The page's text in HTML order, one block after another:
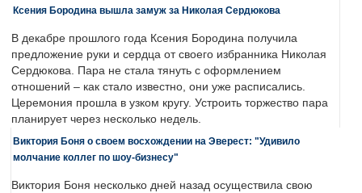
Ксения Бородина вышла замуж за Николая Сердюкова
В декабре прошлого года Ксения Бородина получила
предложение руки и сердца от своего избранника Николая
Сердюкова. Пара не стала тянуть с оформлением
отношений – как стало известно, они уже расписались.
Церемония прошла в узком кругу. Устроить торжество пара
планирует через несколько недель.
Виктория Боня о своем восхождении на Эверест: "Удивило
молчание коллег по шоу-бизнесу"
Виктория Боня несколько дней назад осуществила свою